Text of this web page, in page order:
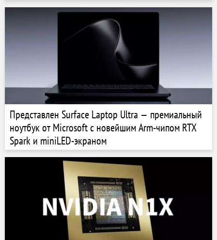
Представлен Surface Laptop Ultra — премиальный
ноутбук от Microsoft с новейшим Arm-чипом RTX
Spark и miniLED-экраном